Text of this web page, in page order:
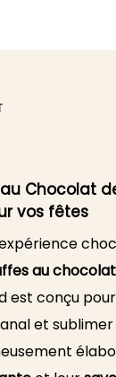
Chocolat
vos fêtes
au
est conçu
et sublimer